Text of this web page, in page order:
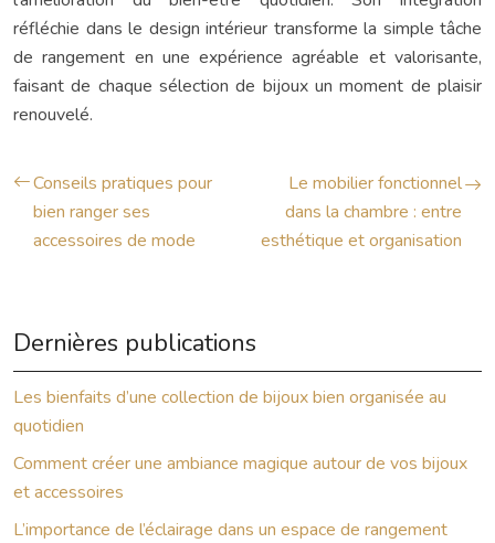
réfléchie dans le design intérieur transforme la simple tâche
de rangement en une expérience agréable et valorisante,
faisant de chaque sélection de bijoux un moment de plaisir
renouvelé.
Conseils pratiques pour
bien ranger ses
accessoires de mode
Le mobilier fonctionnel
dans la chambre : entre
esthétique et organisation
Dernières publications
Les bienfaits d’une collection de bijoux bien organisée au
quotidien
Comment créer une ambiance magique autour de vos bijoux
et accessoires
L’importance de l’éclairage dans un espace de rangement